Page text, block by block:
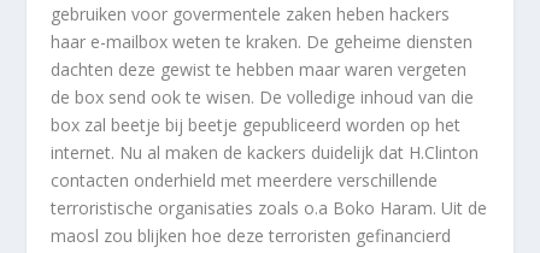
gebruiken voor govermentele zaken heben hackers
haar e-mailbox weten te kraken. De geheime diensten
dachten deze gewist te hebben maar waren vergeten
de box send ook te wisen. De volledige inhoud van die
box zal beetje bij beetje gepubliceerd worden op het
internet. Nu al maken de kackers duidelijk dat H.Clinton
contacten onderhield met meerdere verschillende
terroristische organisaties zoals o.a Boko Haram. Uit de
maosl zou blijken hoe deze terroristen gefinancierd